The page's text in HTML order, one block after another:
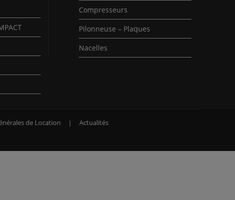
Compresseurs
Pilonneuse – Plaques
Nacelles
de Location Actualités